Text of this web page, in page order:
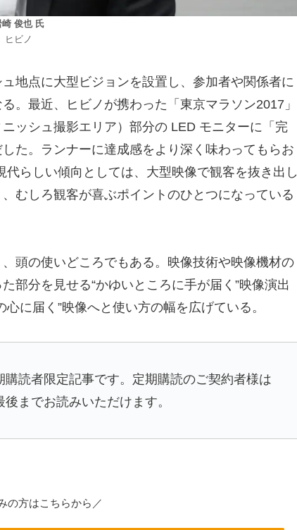
崎 俊也 氏
ヒビノ
地点に大型ビジョンを設置し、参加者や関係者に
。最近、ヒビノが携わった「東京マラソン2017」
ッシュ撮影エリア）部分の LED モニターに「完
た。ランナーに達成感をより深く味わってもらお
らしい傾向としては、大型映像で観客を抜き出し
むしろ観客が喜ぶポイントのひとつになっている
頭の使いどころでもある。映像技術や映像機材の
部分を見せる“かゆいところに手が届く”映像演出
に届く”映像へと使い方の幅を広げている。
読者限定記事です。定期購読のご契約者様は
までお読みいただけます。
の方はこちらから／